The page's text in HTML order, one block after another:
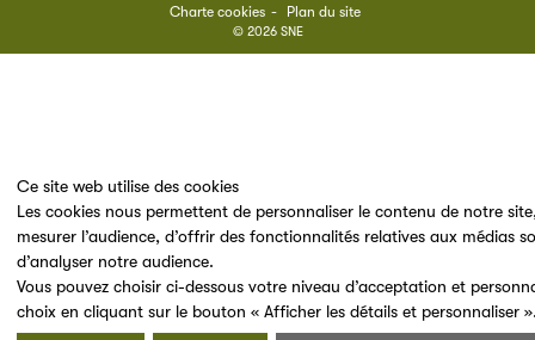
Ce site web utilise des cookies
Les cookies nous permettent de personnaliser le contenu de notre
mesurer l’audience, d’offrir des fonctionnalités relatives aux médias
d’analyser notre audience.
Vous pouvez choisir ci-dessous votre niveau d’acceptation et
choix en cliquant sur le bouton « Afficher les détails et personnaliser
Charte cookies
Plan du site
© 2026 SNE